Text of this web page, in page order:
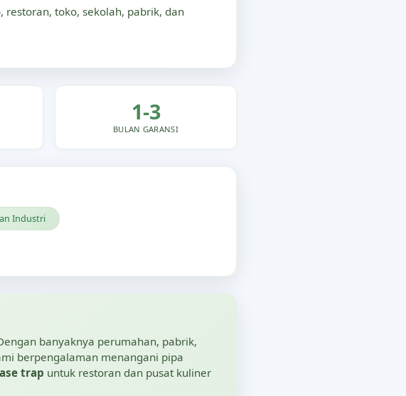
toko, sekolah, pabrik, dan
1-3
BULAN GARANSI
Industri
banyaknya perumahan, pabrik,
berpengalaman menangani pipa
trap untuk restoran dan pusat kuliner